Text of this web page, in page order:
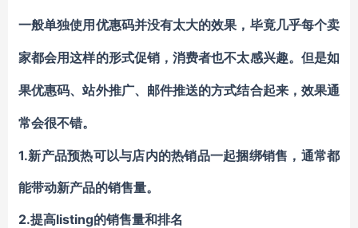
一般单独使用优惠码并没有太大的效果，毕竟几乎每个卖
家都会用这样的形式促销，消费者也不太感兴趣。但是如
果优惠码、站外推广、邮件推送的方式结合起来，效果通
常会很不错。
1.新产品预热可以与店内的热销品一起捆绑销售，通常都
能带动新产品的销售量。
2.提高listing的销售量和排名